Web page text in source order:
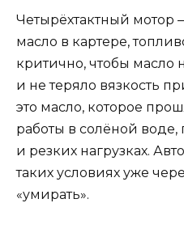
Четырёхтактный мотор
масло в картере,
критично, чтобы масло
и не теряло вязкость
это масло, которое
работы в солёной воде,
и резких нагрузках.
таких условиях уже
«умирать».